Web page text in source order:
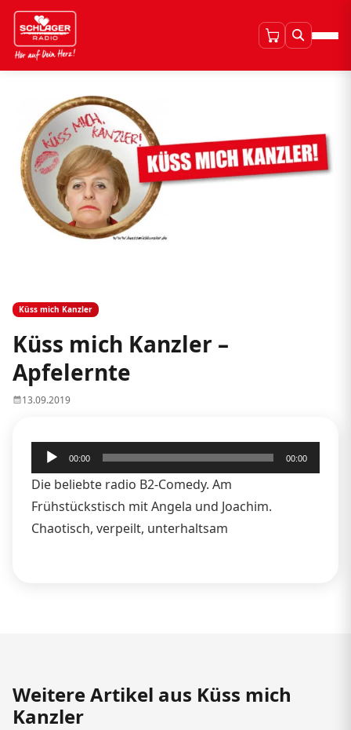
Küss mich Kanzler
Küss mich Kanzler –
Apfelernte
13.09.2019
Audio-
Player
00:00 00:00
Die beliebte radio B2-Comedy. Am
Frühstückstisch mit Angela und Joachim.
Chaotisch, verpeilt, unterhaltsam
Weitere Artikel aus Küss mich
Kanzler